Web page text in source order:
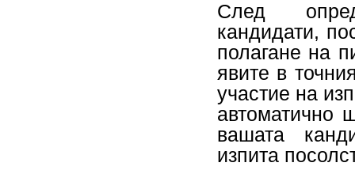
След
кандидати,
полагане на
явите в
участие на
автоматично
вашата
изпита